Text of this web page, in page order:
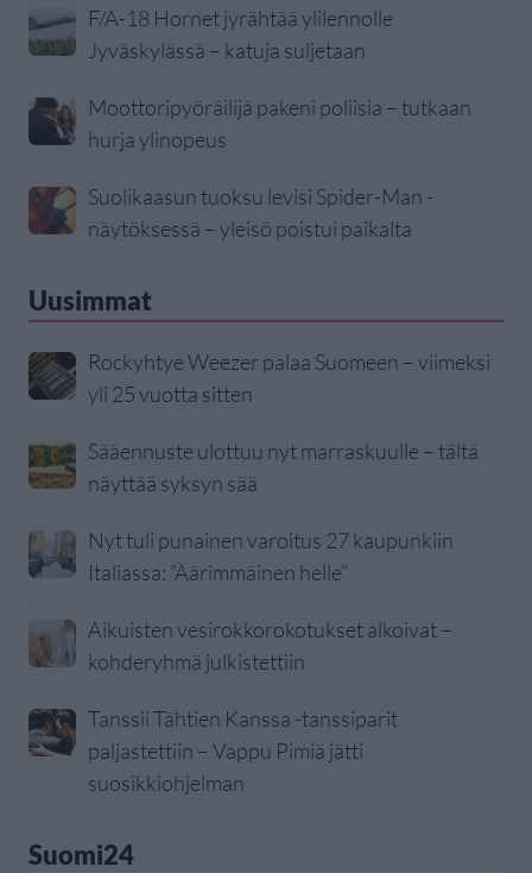
F/A-18 Hornet jyrähtää ylilennolle
Jyväskylässä – katuja suljetaan
Moottoripyöräilijä pakeni poliisia – tutkaan
hurja ylinopeus
Suolikaasun tuoksu levisi Spider-Man -
näytöksessä – yleisö poistui paikalta
Uusimmat
Rockyhtye Weezer palaa Suomeen – viimeksi
yli 25 vuotta sitten
Sääennuste ulottuu nyt marraskuulle – tältä
näyttää syksyn sää
Nyt tuli punainen varoitus 27 kaupunkiin
Italiassa: ”Äärimmäinen helle”
Aikuisten vesirokkorokotukset alkoivat –
kohderyhmä julkistettiin
Tanssii Tähtien Kanssa -tanssiparit
paljastettiin – Vappu Pimiä jätti
suosikkiohjelman
Suomi24